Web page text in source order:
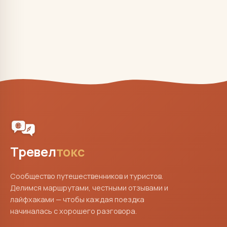
Тревелтокс
Сообщество путешественников и туристов.
Делимся маршрутами, честными отзывами и
лайфхаками — чтобы каждая поездка
начиналась с хорошего разговора.